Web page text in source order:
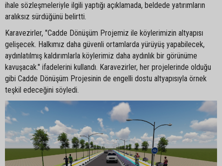
ihale sözleşmeleriyle ilgili yaptığı açıklamada, beldede yatırımların
aralıksız sürdüğünü belirtti.
Karavezirler, "Cadde Dönüşüm Projemiz ile köylerimizin altyapısı
gelişecek. Halkımız daha güvenli ortamlarda yürüyüş yapabilecek,
aydınlatılmış kaldırımlarla köylerimiz daha aydınlık bir görünüme
kavuşacak." ifadelerini kullandı. Karavezirler, her projelerinde olduğu
gibi Cadde Dönüşüm Projesinin de engelli dostu altyapısıyla örnek
teşkil edeceğini söyledi.